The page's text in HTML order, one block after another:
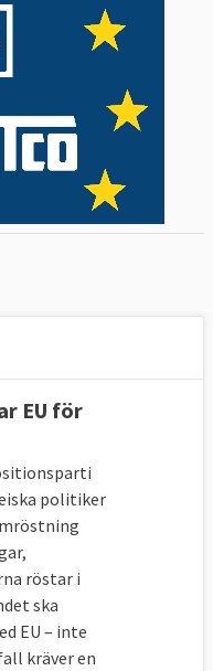
EU för
politiker
röstar i
ska
EU – inte
kräver en